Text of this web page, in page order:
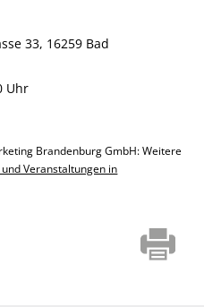
33, 16259 Bad
Uhr
Brandenburg GmbH: Weitere
Veranstaltungen in